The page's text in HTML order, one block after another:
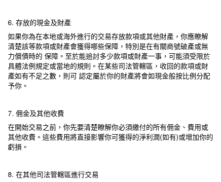
6. 存放的現金及財產
如果你為在本地或海外進行的交易存放款項或其他財產，你應瞭解
清楚該等款項或財產會獲得哪些保障，特別是在有關商號破產或無
力償債時的 保障。至於能追討多少款項或財產一事，可能須受限於
具體法例規定或當地的規則。在某些司法管轄區，收回的款項或財
產如有不足之數，則可 認定屬於你的財產將會如現金般按比例分配
予你。
7. 佣金及其他收費
在開始交易之前，你先要清楚瞭解你必須繳付的所有佣金、費用或
其他收費。這些費用將直接影響你可獲得的淨利潤(如有)或增加你的
虧損。
8. 在其他司法管轄區進行交易